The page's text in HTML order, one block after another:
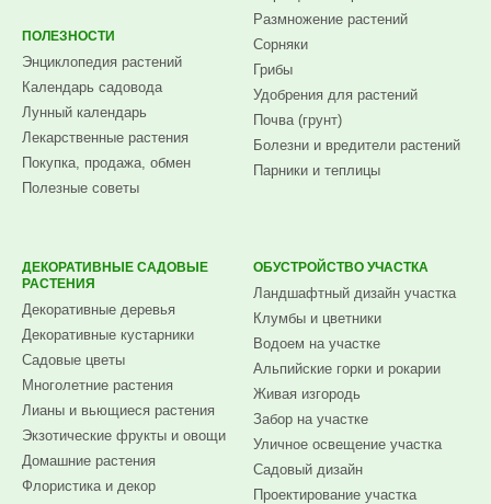
ПОЛЕЗНОСТИ
Энциклопедия растений
Календарь садовода
Лунный календарь
Лекарственные растения
Покупка, продажа, обмен
Полезные советы
Размножение растений
Сорняки
Грибы
Удобрения для растений
Почва (грунт)
Болезни и вредители растений
Парники и теплицы
ДЕКОРАТИВНЫЕ САДОВЫЕ
РАСТЕНИЯ
Декоративные деревья
Декоративные кустарники
Садовые цветы
Многолетние растения
Лианы и вьющиеся растения
Экзотические фрукты и овощи
Домашние растения
Флористика и декор
ОБУСТРОЙСТВО УЧАСТКА
Ландшафтный дизайн участка
Клумбы и цветники
Водоем на участке
Альпийские горки и рокарии
Живая изгородь
Забор на участке
Уличное освещение участка
Садовый дизайн
Проектирование участка